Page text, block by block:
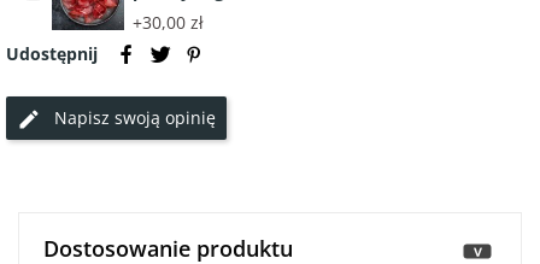
pomidorem
i
bazylią
125g
-
accessory
Szynka
wołowa
dojrzewająca
Bresaola
BIO
+30,00 zł
Udostępnij
Napisz swoją opinię
Dostosowanie produktu >